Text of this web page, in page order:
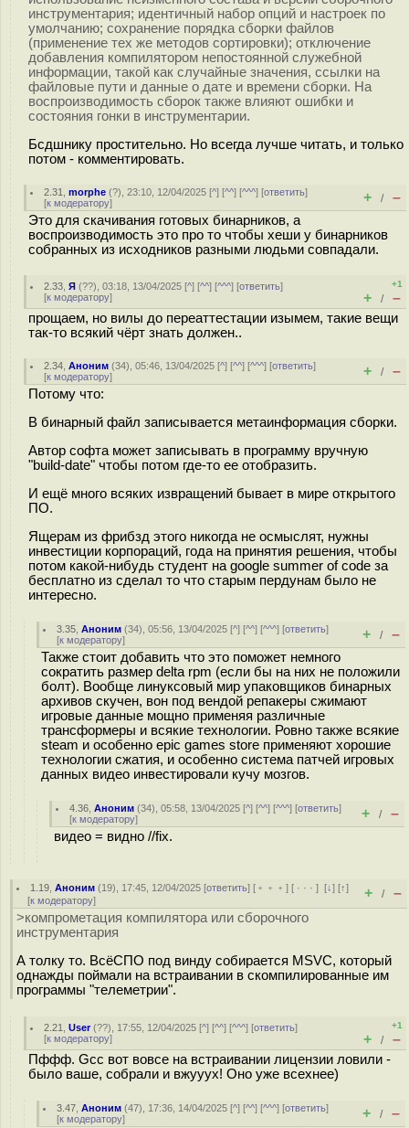
инструментария; идентичный набор опций и настроек по
умолчанию; сохранение порядка сборки файлов
(применение тех же методов сортировки); отключение
добавления компилятором непостоянной служебной
информации, такой как случайные значения, ссылки на
файловые пути и данные о дате и времени сборки. На
воспроизводимость сборок также влияют ошибки и
состояния гонки в инструментарии.
Бсдшнику простительно. Но всегда лучше читать, и только
потом - комментировать.
2.31 ,morphe (?), 23:10, 12/04/2025 [^] [^^] [^^^] [ответить]
[к модератору] + / –
Это для скачивания готовых бинарников, а
воспроизводимость это про то чтобы хеши у бинарников
собранных из исходников разными людьми совпадали.
2.33 ,Я (??), 03:18, 13/04/2025 [^] [^^] [^^^] [ответить]
[к модератору]
+1
+ / –
прощаем, но вилы до переаттестации изымем, такие вещи
так-то всякий чёрт знать должен..
2.34 ,Аноним (34), 05:46, 13/04/2025 [^] [^^] [^^^] [ответить]
[к модератору] + / –
Потому что:
В бинарный файл записывается метаинформация сборки.
Автор софта может записывать в программу вручную
"build-date" чтобы потом где-то ее отобразить.
И ещё много всяких извращений бывает в мире открытого
ПО.
Ящерам из фрибзд этого никогда не осмыслят, нужны
инвестиции корпораций, года на принятия решения, чтобы
потом какой-нибудь студент на google summer of code за
бесплатно из сделал то что старым пердунам было не
интересно.
3.35 ,Аноним (34), 05:56, 13/04/2025 [^] [^^] [^^^] [ответить]
[к модератору] + / –
Также стоит добавить что это поможет немного
сократить размер delta rpm (если бы на них не положили
болт). Вообще линуксовый мир упаковщиков бинарных
архивов скучен, вон под вендой репакеры сжимают
игровые данные мощно применяя различные
трансформеры и всякие технологии. Ровно также всякие
steam и особенно epic games store применяют хорошие
технологии сжатия, и особенно система патчей игровых
данных видео инвестировали кучу мозгов.
4.36 ,Аноним (34), 05:58, 13/04/2025 [^] [^^] [^^^] [ответить]
[к модератору] + / –
видео = видно //fix.
1.19 ,Аноним (19), 17:45, 12/04/2025 [ответить] [ ﹢﹢﹢] [ · · ·][↓] [↑]
[к модератору] + / –
>компрометация компилятора или сборочного
инструментария
А толку то. ВсёСПО под винду собирается MSVC, который
однажды поймали на встраивании в скомпилированные им
программы "телеметрии".
2.21 ,User(??), 17:55, 12/04/2025 [^] [^^] [^^^] [ответить]
[к модератору]
+1
+ / –
Пффф. Gcc вот вовсе на встраивании лицензии ловили -
было ваше, собрали и вжууух! Оно уже всехнее)
3.47 ,Аноним (47), 17:36, 14/04/2025 [^] [^^] [^^^] [ответить]
[к модератору] + / –